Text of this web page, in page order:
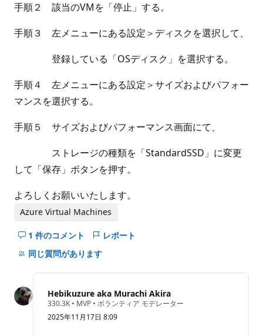
手順２ 該当のVMを「停止」する。
手順３ 左メニューにある設定＞ディスクを選択して、
登録している「OSディスク」を選択する。
手順４ 左メニューにある設定＞サイズおよびパフォー
マンスを選択する。
手順５ サイズおよびパフォーマンス画面にて、
ストレージの種類を「StandardSSD」に変更
して「保存」ボタンを押す。
よろしくお願いいたします。
Azure Virtual Machines
1 件のコメント
こ
の
コ
メ
ン
レポート
同じ質問があります
Hebikuzure aka Murachi Akira
330.3K 評
の
• MVP • ボランティア モデレーター
2025年11月17日 8:09